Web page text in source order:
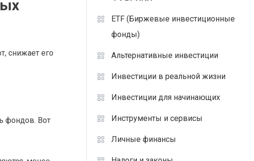
снижает его
фондов. Вот
ETF (Биржевые инвестиционные
фонды)
Альтернативные инвестиции
Инвестиции в реальной жизни
Инвестиции для начинающих
Инструменты и сервисы
Личные финансы